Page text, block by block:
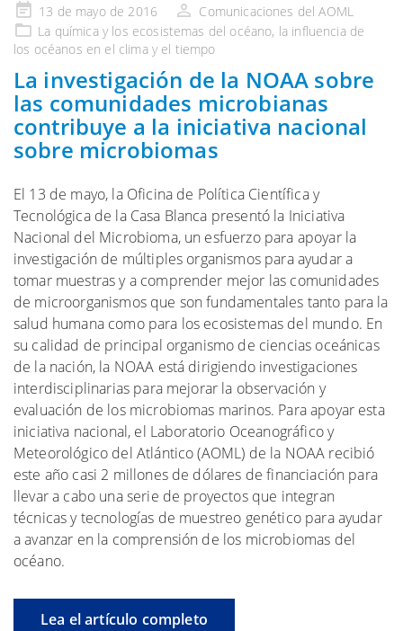
Publicado
en
13 de mayo de 2016
Comunicaciones del AOML
La química y los ecosistemas del océano, la influencia de
los océanos en el clima y el tiempo
La investigación de la NOAA sobre
las comunidades microbianas
contribuye a la iniciativa nacional
sobre microbiomas
El 13 de mayo, la Oficina de Política Científica y
Tecnológica de la Casa Blanca presentó la Iniciativa
Nacional del Microbioma, un esfuerzo para apoyar la
investigación de múltiples organismos para ayudar a
tomar muestras y a comprender mejor las comunidades
de microorganismos que son fundamentales tanto para la
salud humana como para los ecosistemas del mundo. En
su calidad de principal organismo de ciencias oceánicas
de la nación, la NOAA está dirigiendo investigaciones
interdisciplinarias para mejorar la observación y
evaluación de los microbiomas marinos. Para apoyar esta
iniciativa nacional, el Laboratorio Oceanográfico y
Meteorológico del Atlántico (AOML) de la NOAA recibió
este año casi 2 millones de dólares de financiación para
llevar a cabo una serie de proyectos que integran
técnicas y tecnologías de muestreo genético para ayudar
a avanzar en la comprensión de los microbiomas del
océano.
Lea el artículo completo